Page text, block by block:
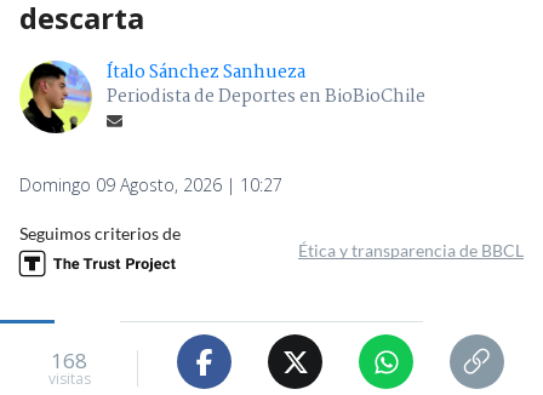
descarta
Ítalo Sánchez Sanhueza
Periodista de Deportes en BioBioChile
Domingo 09 Agosto, 2026 | 10:27
Seguimos criterios de
Ética y transparencia de BBCL
168
visitas